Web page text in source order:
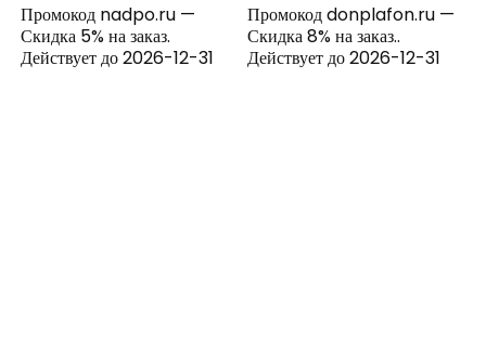
Промокод nadpo.ru —
Скидка 5% на заказ.
Действует до 2026-12-31
Промокод donplafon.ru —
Скидка 8% на заказ..
Действует до 2026-12-31